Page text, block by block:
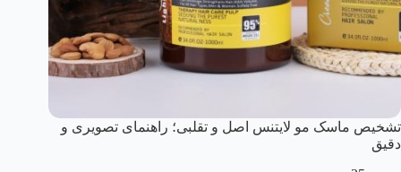
تشخیص ماسک مو لایتنس اصل و تقلبی؛ راهنمای تصویری و
دقیق